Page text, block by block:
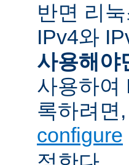
반면 리
IPv4와
사용해야
사용하여
록하려면
configure